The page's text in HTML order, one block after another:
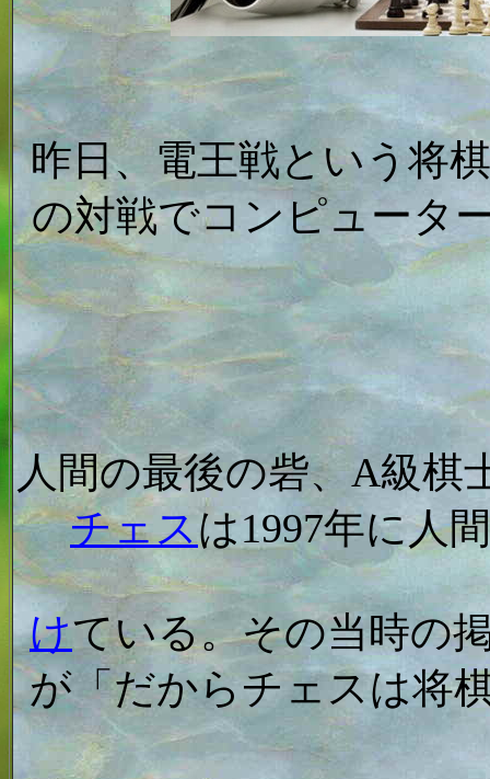
昨日、電王戦という将
の対戦でコンピュータ
人間の最後の砦、A級棋
チェスは1997年に人
けている。その当時の
が「だからチェスは将